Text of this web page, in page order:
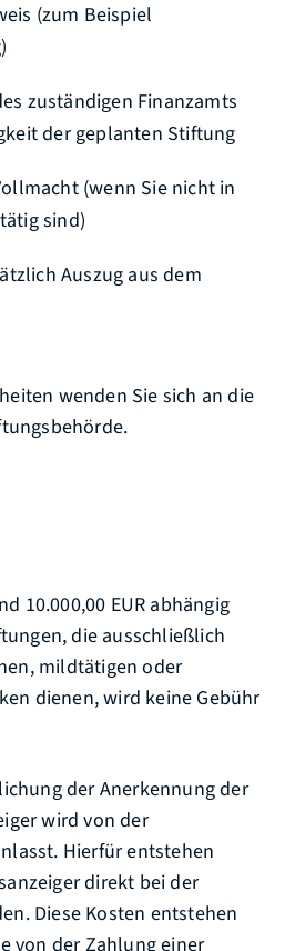
(zum Beispiel
zuständigen Finanzamts
der geplanten Stiftung
(wenn Sie nicht in
sind)
Auszug aus dem
wenden Sie sich an die
10.000,00 EUR abhängig
die ausschließlich
mildtätigen oder
dienen, wird keine Gebühr
der Anerkennung der
wird von der
Hierfür entstehen
direkt bei der
Diese Kosten entstehen
von der Zahlung einer